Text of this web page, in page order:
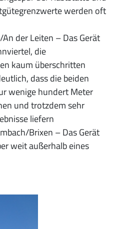
werden oft
der Leiten – Das Gerät
die
kaum überschritten
dass die beiden
wenige hundert Meter
und trotzdem sehr
liefern
Brixen – Das Gerät
weit außerhalb eines